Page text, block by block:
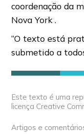
coordenação da
Nova York .
“O texto está
submetido a
Este texto é uma
licença Creative
Artigos e